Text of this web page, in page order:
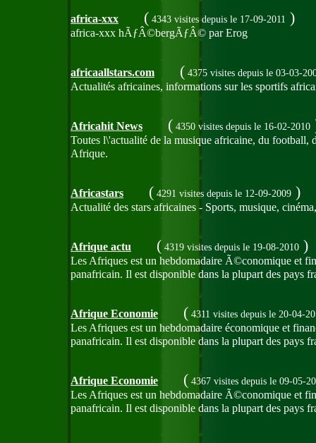
africa-xxx ( 4343 visitesdepuis le 17-09-2011 )
africa-xxx hÃƒÂ©bergÃƒÂ© par Erog
africaallstars.com ( 4375 visites depuis le 03-03-
Actualités africaines, informations sur les sportifs
Africahit News ( 4350 visites depuis le 16-02-2010
Toutes l\'actualité de la musique africaine, du
Afrique.
Africastars ( 4291 visites depuis le 12-09-2009 )
Actualité des stars africaines - Sports, musique,
Afrique actu ( 4319 visites depuis le 19-08-2010 )
Les Afriques est un hebdomadaire Ã©conomique et
panafricain. Il est disponible dans la plupart des pays
Afrique Economie ( 4311 visites depuis le 20-04-
Les Afriques est un hebdomadaire économique et
panafricain. Il est disponible dans la plupart des pays
Afrique Economie ( 4367 visites depuis le 09-05-
Les Afriques est un hebdomadaire Ã©conomique et
panafricain. Il est disponible dans la plupart des pays